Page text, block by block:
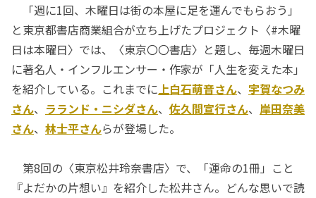
「週に1回、木曜日は街の本屋に足を運んでもらおう」
と東京都書店商業組合が立ち上げたプロジェクト〈#木曜
日は本曜日〉では、〈東京〇〇書店〉と題し、毎週木曜日
に著名人・インフルエンサー・作家が「人生を変えた本」
を紹介している。これまでに上白石萌音さん、 宇賀なつみ
さん、 ラランド・ニシダさん、 佐久間宣行さん、 岸田奈美
さん、 林士平さんらが登場した。
第8回の〈東京松井玲奈書店〉で、「運命の1冊」こと
『よだかの片想い』を紹介した松井さん。どんな思いで読